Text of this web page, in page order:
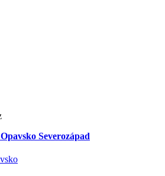
Opavsko Severozápad